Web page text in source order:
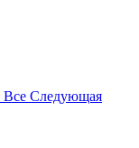
Все Следующая